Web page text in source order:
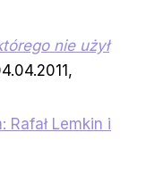
nie użył
Rafał Lemkin i